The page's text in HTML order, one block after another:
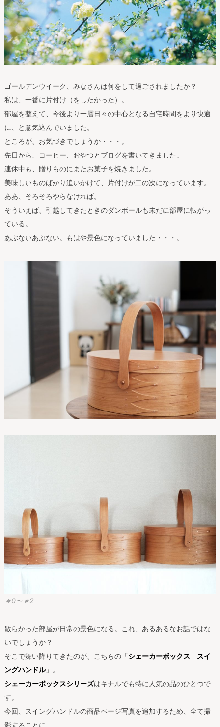
ゴールデンウイーク、みなさんは何をして過ごされましたか？
私は、一番に片付け（をしたかった）。
部屋を整えて、今後より一層日々の中心となる自宅時間をより快適
に、と意気込んでいました。
ところが、お気づきでしょうか・・・。
先日から、コーヒー、おやつとブログを書いてきました。
連休中も、贈りものにまたお菓子を焼きました。
美味しいものばかり追いかけて、片付けが二の次になっています。
ああ、そろそろやらなければ。
そういえば、引越してきたときのダンボールも未だに部屋に転がっ
ている。
あぶないあぶない。もはや景色になっていました・・・。
＃0〜＃2
散らかった部屋が日常の景色になる。これ、あるあるなお話ではな
いでしょうか？
そこで舞い降りてきたのが、こちらの「シェーカーボックス スイ
ングハンドル」。
シェーカーボックスシリーズはキナルでも特に人気の品のひとつで
す。
今回、スイングハンドルの商品ページ写真を追加するため、全て撮
影することに。